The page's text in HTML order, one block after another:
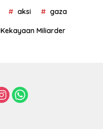
aksi gaza
Kekayaan Miliarder